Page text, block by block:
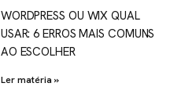
WORDPRESS OU WIX QUAL
USAR: 6 ERROS MAIS COMUNS
AO ESCOLHER
Ler matéria »